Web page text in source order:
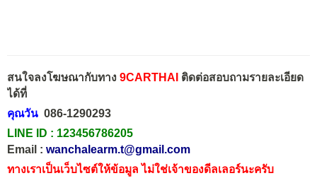
สนใจลงโฆษณากับทาง 9CARTHAI ติดต่อสอบถามรายละเอียด
ได้ที่
คุณวัน 086-1290293
LINE ID : 123456786205
Email : wanchalearm.t@gmail.com
ทางเราเป็นเว็บไซต์ให้ข้อมูล ไม่ใช่เจ้าของดีลเลอร์นะครับ